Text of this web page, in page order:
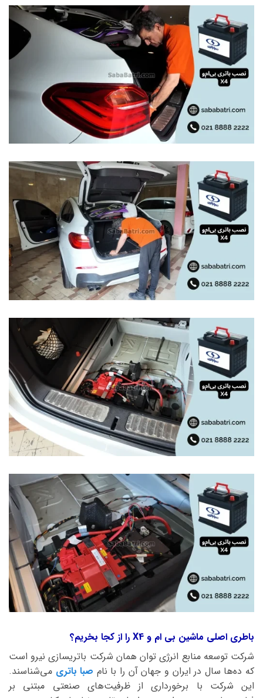
باطری اصلی ماشین بی ام و X4 را از کجا بخریم؟
شرکت توسعه منابع انرژی توان همان شرکت باتریسازی نیرو است
که ده‌ها سال در ایران و جهان آن را با نام صبا باتری می‌شناسند.
این شرکت با برخورداری از ظرفیت‌های صنعتی مبتنی بر